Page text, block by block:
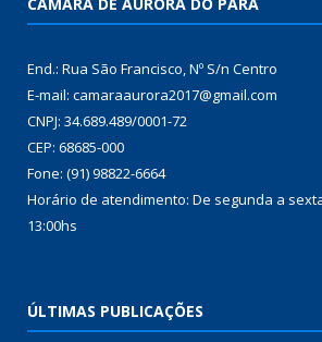
End.: Rua São Francisco, Nº S/n Centro
E-mail: camaraaurora2017@gmail.com
CNPJ: 34.689.489/0001-72
CEP: 68685-000
Fone: (91) 98822-6664
Horário de atendimento: De segunda a
13:00hs
ÚLTIMAS PUBLICAÇÕES